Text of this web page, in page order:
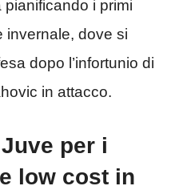
i primi
invernale, dove si
dopo l’infortunio di
in attacco.
per i
low cost in